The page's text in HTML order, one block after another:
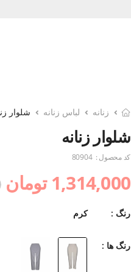
زنانه لباس زنانه شلوار
شلوار زنانه
کد محصول : 80904
1,314,000 تومان
رنگ : کرم
رنگ ها :